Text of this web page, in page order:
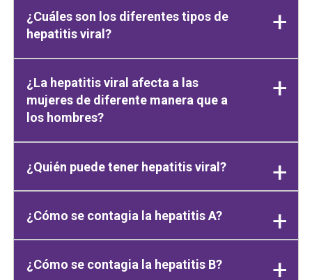
¿Cuáles son los diferentes tipos de
hepatitis viral?
¿La hepatitis viral afecta a las
mujeres de diferente manera que a
los hombres?
¿Quién puede tener hepatitis viral?
¿Cómo se contagia la hepatitis A?
¿Cómo se contagia la hepatitis B?